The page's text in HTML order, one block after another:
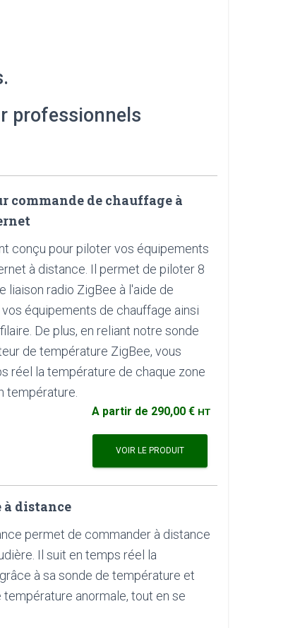
professionnels
commande de chauffage à
conçu pour piloter vos équipements
à distance. Il permet de piloter 8
liaison radio ZigBee à l'aide de
équipements de chauffage ainsi
De plus, en reliant notre sonde
de température ZigBee, vous
réel la température de chaque zone
température.
A partir de 290,00 € HT
VOIR LE PRODUIT
à distance
permet de commander à distance
Il suit en temps réel la
à sa sonde de température et
anormale, tout en se